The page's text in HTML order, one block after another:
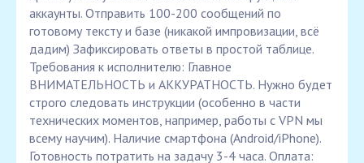
аккаунты. Отправить 100-200 сообщений по
готовому тексту и базе (никакой импровизации, всё
дадим) Зафиксировать ответы в простой таблице.
Требования к исполнителю: Главное
ВНИМАТЕЛЬНОСТЬ и АККУРАТНОСТЬ. Нужно будет
строго следовать инструкции (особенно в части
технических моментов, например, работы с VPN мы
всему научим). Наличие смартфона (Android/iPhone).
Готовность потратить на задачу 3-4 часа. Оплата: